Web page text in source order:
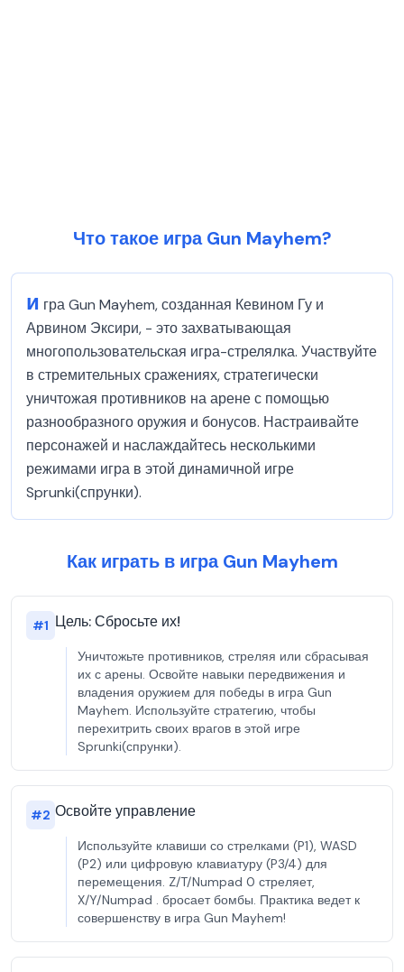
Что такое игра Gun Mayhem?
и гра Gun Mayhem, созданная Кевином Гу и
Арвином Эксири, - это захватывающая
многопользовательская игра-стрелялка. Участвуйте
в стремительных сражениях, стратегически
уничтожая противников на арене с помощью
разнообразного оружия и бонусов. Настраивайте
персонажей и наслаждайтесь несколькими
режимами игра в этой динамичной игре
Sprunki(спрунки).
Как играть в игра Gun Mayhem
#1 Цель: Сбросьте их!
Уничтожьте противников, стреляя или сбрасывая
их с арены. Освойте навыки передвижения и
владения оружием для победы в игра Gun
Mayhem. Используйте стратегию, чтобы
перехитрить своих врагов в этой игре
Sprunki(спрунки).
#2 Освойте управление
Используйте клавиши со стрелками (P1), WASD
(P2) или цифровую клавиатуру (P3/4) для
перемещения. Z/T/Numpad 0 стреляет,
X/Y/Numpad . бросает бомбы. Практика ведет к
совершенству в игра Gun Mayhem!